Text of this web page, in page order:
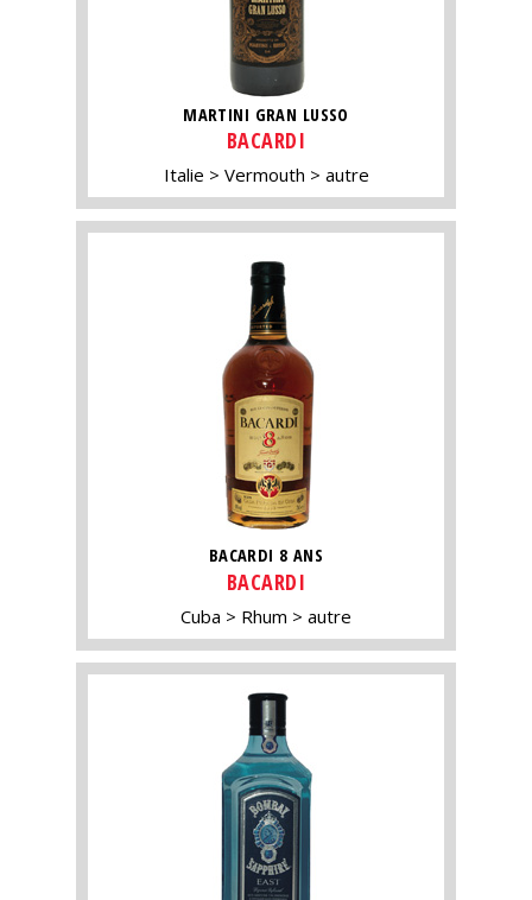
MARTINI GRAN LUSSO
BACARDI
Italie Vermouth autre
BACARDI 8 ANS
BACARDI
Cuba Rhum autre